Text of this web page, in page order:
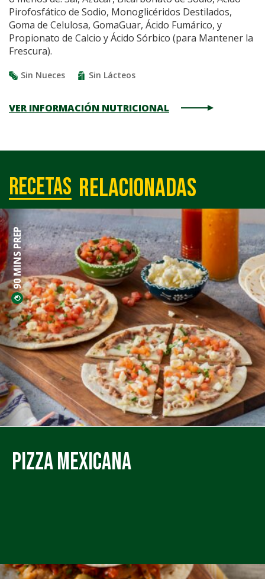
Pirofosfático de Sodio, Monoglicéridos Destilados,
Goma de Celulosa, GomaGuar, Ácido Fumárico, y
Propionato de Calcio y Ácido Sórbico (para Mantener la
Frescura).
Sin Nueces Sin Lácteos
VER INFORMACIÓN NUTRICIONAL
Recetas relacionadas
90 MINS PREP
Pizza Mexicana